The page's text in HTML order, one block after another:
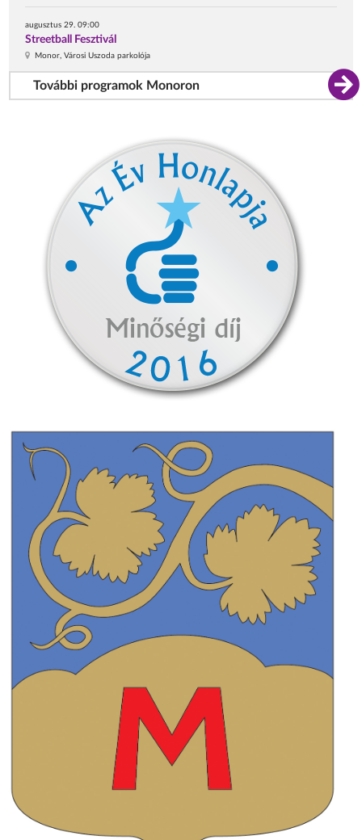
augusztus 29. 09:00
Streetball Fesztivál
Monor, Városi Uszoda parkolója
További programok Monoron